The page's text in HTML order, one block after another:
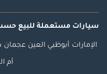
سيارات مستعملة للبيع حسب
الإمارات أبوظبي العين عجمان
أم